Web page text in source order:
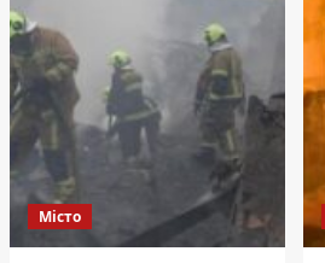
Місто